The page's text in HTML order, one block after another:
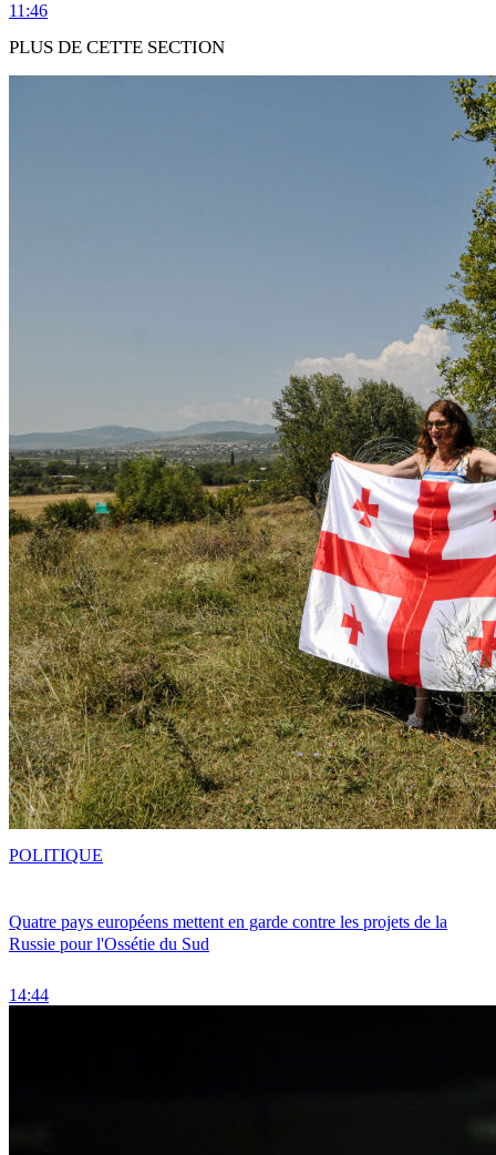
11:46
PLUS DE CETTE SECTION
Quatre pays européens mettent en garde contre les projets de la
Russie pour l'Ossétie du Sud
14:44
POLITIQUE